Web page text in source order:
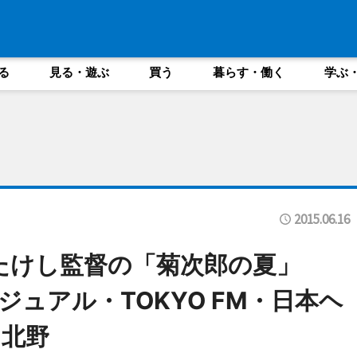
見る・遊ぶ 買う 暮らす・働く 学ぶ
2015.06.16
し監督の「菊次郎の夏」
アル・TOKYO FM・日本ヘ
野